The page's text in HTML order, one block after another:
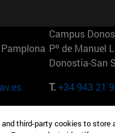
Campus
Pº de Manuel
Donostia-San
T.+34 943 21
165 W 57th St
third-party cookies to store